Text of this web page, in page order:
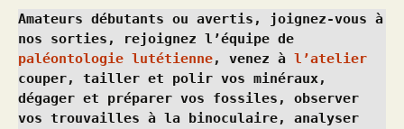
Amateurs débutants ou avertis, joignez-vous à
paléontologie lutétienne, venez à l’atelier
couper, tailler et polir vos minéraux,
dégager et préparer vos fossiles, observer
vos trouvailles à la binoculaire, analyser